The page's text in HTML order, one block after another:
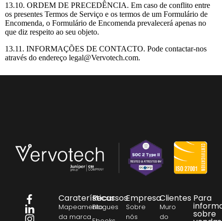
13.10. ORDEM DE PRECEDÊNCIA. Em caso de conflito entre
os presentes Termos de Serviço e os termos de um Formulário de
Encomenda, o Formulário de Encomenda prevalecerá apenas no
que diz respeito ao seu objeto.
13.11. INFORMAÇÕES DE CONTACTO. Pode contactar-nos
através do endereço legal@Vervotech.com.
Caraterísticas
Mapeamento
da marca
Recursos
Blogues
Empresa
Sobre
nós
Clientes
Muro
do
Para
sobre
→